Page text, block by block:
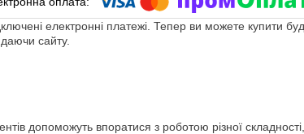
електронні платежі. Тепер ви можете купити
сайту.
допоможуть впоратися з роботою різної